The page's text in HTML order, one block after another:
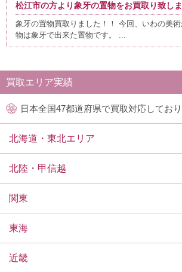
松江市の方より象牙の置物をお買取り致し
象牙の置物買取りました！！ 今回、いわの美
物は象牙で出来た置物です。 ...
買取エリア実績
日本全国47都道府県で買取対応しており
北海道・東北エリア
北陸・甲信越
関東
東海
近畿